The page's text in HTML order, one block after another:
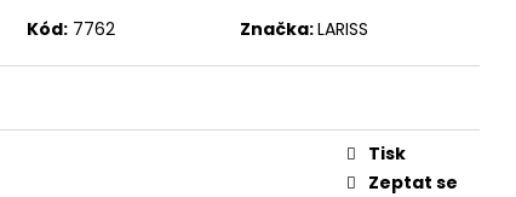
Kód: 7762 Značka:LARISS
Tisk
Zeptat se